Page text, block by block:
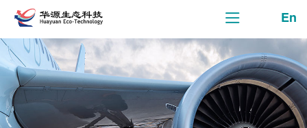
En